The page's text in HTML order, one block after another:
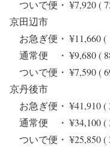
ついで便・ ¥7,920 (
京田辺市
お急ぎ便・ ¥11,660
通常便 ・ ¥9,680 (
ついで便・ ¥7,590 (
京丹後市
お急ぎ便・ ¥41,910
通常便 ・ ¥34,100 (
ついで便・ ¥25,850